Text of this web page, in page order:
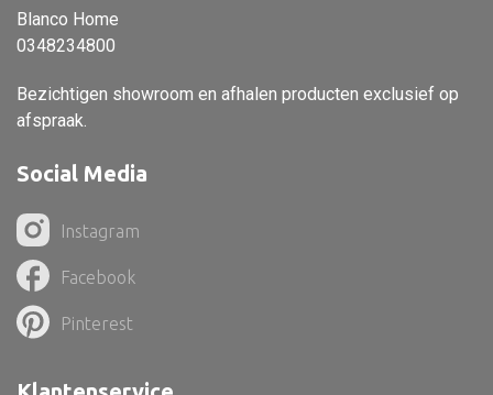
Object
Pot
Dienblad
Mand
Roomdevider
Deco overig
Blanco Home
0348234800
Bezichtigen showroom en afhalen producten exclusief op
afspraak.
Social Media
Instagram
Facebook
Pinterest